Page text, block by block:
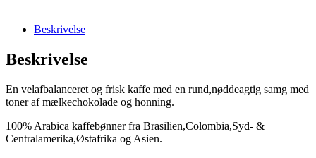
Beskrivelse
Beskrivelse
En velafbalanceret og frisk kaffe med en rund,nøddeagtig samg med
toner af mælkechokolade og honning.
100% Arabica kaffebønner fra Brasilien,Colombia,Syd- &
Centralamerika,Østafrika og Asien.